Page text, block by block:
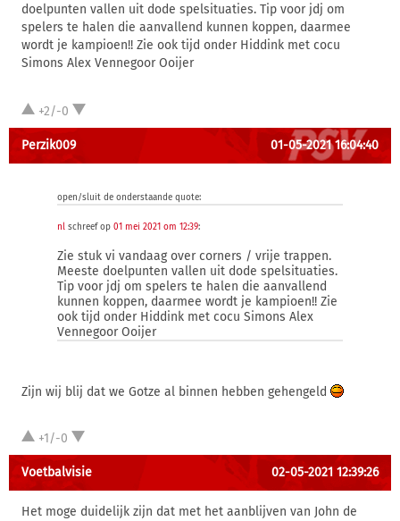
doelpunten vallen uit dode spelsituaties. Tip voor jdj om
spelers te halen die aanvallend kunnen koppen, daarmee
wordt je kampioen!! Zie ook tijd onder Hiddink met cocu
Simons Alex Vennegoor Ooijer
+2/-0
Perzik009 01-05-2021 16:04:40
open/sluit de onderstaande quote:
nl schreef op 01 mei 2021 om 12:39:
Zie stuk vi vandaag over corners / vrije trappen.
Meeste doelpunten vallen uit dode spelsituaties.
Tip voor jdj om spelers te halen die aanvallend
kunnen koppen, daarmee wordt je kampioen!! Zie
ook tijd onder Hiddink met cocu Simons Alex
Vennegoor Ooijer
Zijn wij blij dat we Gotze al binnen hebben gehengeld
+1/-0
Voetbalvisie 02-05-2021 12:39:26
Het moge duidelijk zijn dat met het aanblijven van John de